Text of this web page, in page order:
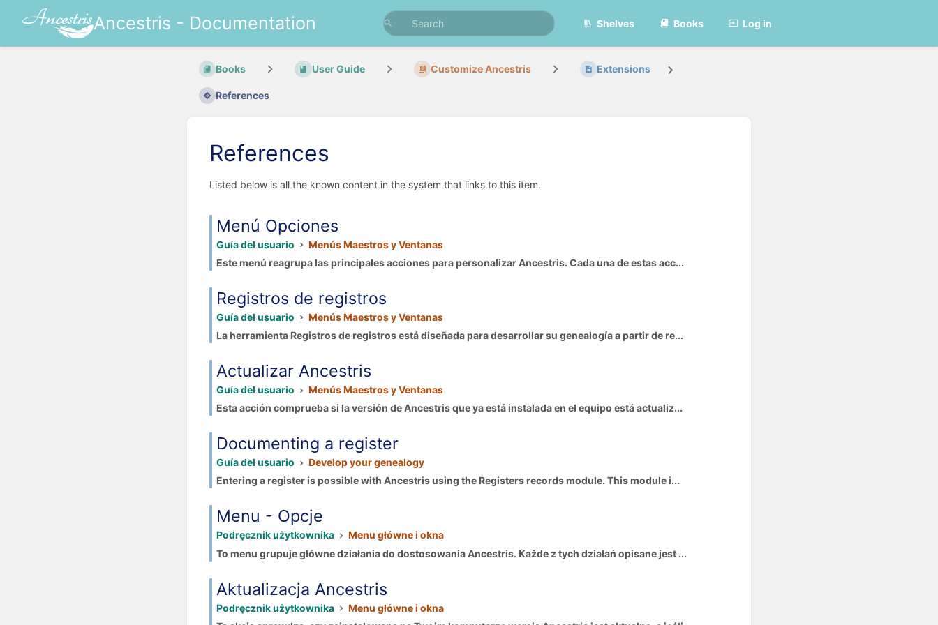
Ancestris - Documentation Shelves Books Log in
Books User Guide Customize Ancestris Extensions
References
References
Listed below is all the known content in the system that links to this item.
Menú Opciones
Guía del usuario
Menús Maestros y Ventanas
Este menú reagrupa las principales acciones para personalizar Ancestris. Cada una de estas acc...
Registros de registros
Guía del usuario
Menús Maestros y Ventanas
La herramienta Registros de registros está diseñada para desarrollar su genealogía a partir de re...
Actualizar Ancestris
Guía del usuario
Menús Maestros y Ventanas
Esta acción comprueba si la versión de Ancestris que ya está instalada en el equipo está actualiz...
Documenting a register
Guía del usuario
Develop your genealogy
Entering a register is possible with Ancestris using the Registers records module. This module i...
Menu - Opcje
Podręcznik użytkownika
Menu główne i okna
To menu grupuje główne działania do dostosowania Ancestris. Każde z tych działań opisane jest ...
Aktualizacja Ancestris
Podręcznik użytkownika
Menu główne i okna